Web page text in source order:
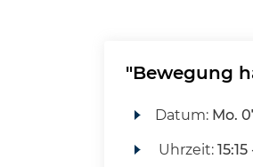
"Bewegung
Datum: Mo.
Uhrzeit: